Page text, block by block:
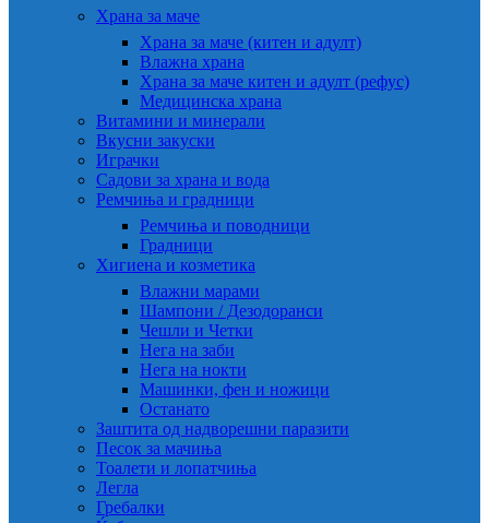
Храна за маче
Храна за маче (китен и адулт)
Влажна храна
Храна за маче китен и адулт (рефус)
Медицинска храна
Витамини и минерали
Вкусни закуски
Играчки
Садови за храна и вода
Ремчиња и градници
Ремчиња и поводници
Градници
Хигиена и козметика
Влажни марами
Шампони / Дезодоранси
Чешли и Четки
Нега на заби
Нега на нокти
Машинки, фен и ножици
Останато
Заштита од надворешни паразити
Песок за мачиња
Тоалети и лопатчиња
Легла
Гребалки